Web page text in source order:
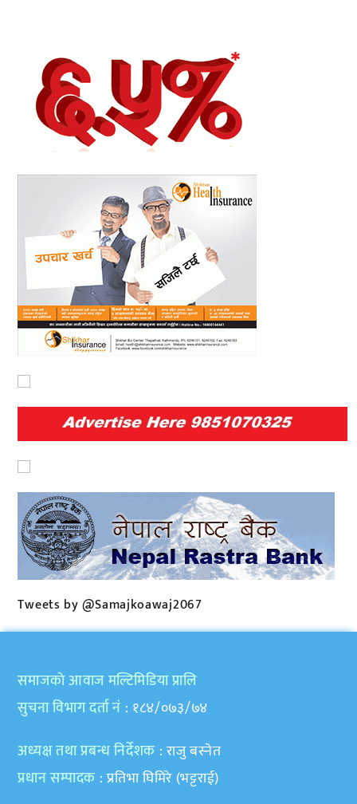
Tweets by @Samajkoawaj2067
समाजकाे आवाज मल्टिमिडिया प्रालि
सुचना विभाग दर्ता नं : १८४/०७३/७४
अध्यक्ष तथा प्रबन्ध निर्देशक : राजु बस्नेत
प्रधान सम्पादक : प्रतिभा घिमिरे (भट्टराई)